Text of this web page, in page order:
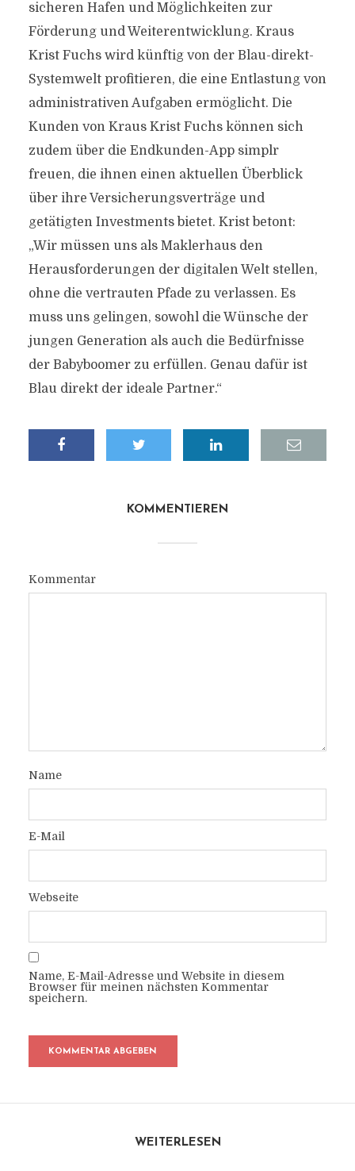
sicheren Hafen und Möglichkeiten zur
Förderung und Weiterentwicklung. Kraus
Krist Fuchs wird künftig von der Blau-direkt-
Systemwelt profitieren, die eine Entlastung von
administrativen Aufgaben ermöglicht. Die
Kunden von Kraus Krist Fuchs können sich
zudem über die Endkunden-App simplr
freuen, die ihnen einen aktuellen Überblick
über ihre Versicherungsverträge und
getätigten Investments bietet. Krist betont:
„Wir müssen uns als Maklerhaus den
Herausforderungen der digitalen Welt stellen,
ohne die vertrauten Pfade zu verlassen. Es
muss uns gelingen, sowohl die Wünsche der
jungen Generation als auch die Bedürfnisse
der Babyboomer zu erfüllen. Genau dafür ist
Blau direkt der ideale Partner.“
KOMMENTIEREN
Kommentar
Name
E-Mail
Webseite
Name, E-Mail-Adresse und Website in diesem
Browser für meinen nächsten Kommentar
speichern.
WEITERLESEN